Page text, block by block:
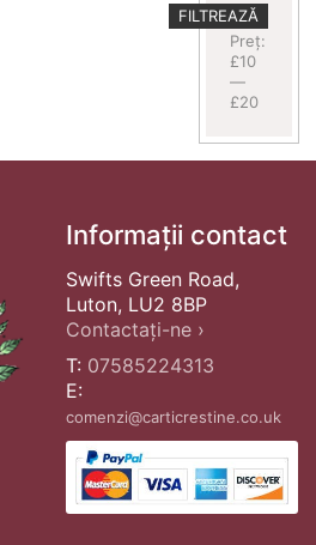
Preț
minim
Preț
maxim
FILTREAZĂ
Preț:
£10
—
£20
Informații contact
Swifts Green Road,
Luton, LU2 8BP
Contactați-ne ›
T: 07585224313
E:
comenzi@carticrestine.co.uk